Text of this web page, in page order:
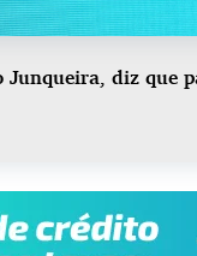
Junqueira, diz que